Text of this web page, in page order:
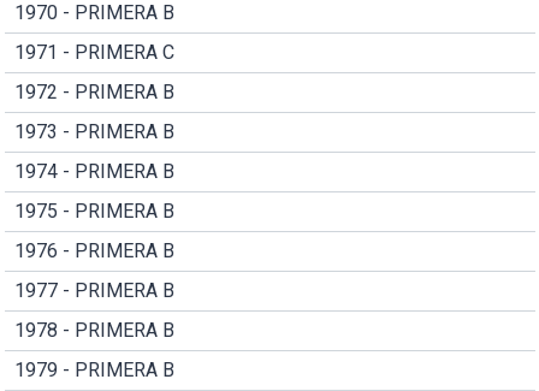
1970 - PRIMERA B
1971 - PRIMERA C
1972 - PRIMERA B
1973 - PRIMERA B
1974 - PRIMERA B
1975 - PRIMERA B
1976 - PRIMERA B
1977 - PRIMERA B
1978 - PRIMERA B
1979 - PRIMERA B